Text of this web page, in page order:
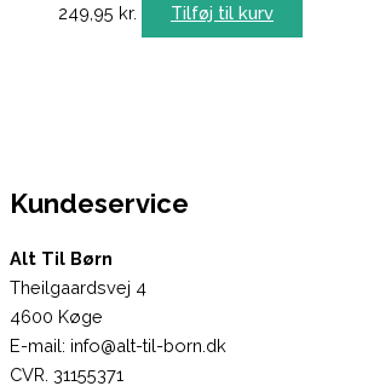
249,95 kr. Tilføj til kurv
Kundeservice
Alt Til Børn
Theilgaardsvej 4
4600 Køge
E-mail: info@alt-til-born.dk
CVR. 31155371